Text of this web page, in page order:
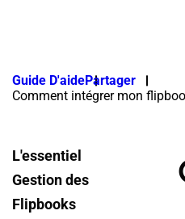
Guide D'aidePartager
Comment intégrer mon
L'essentiel
Gestion des
Flipbooks